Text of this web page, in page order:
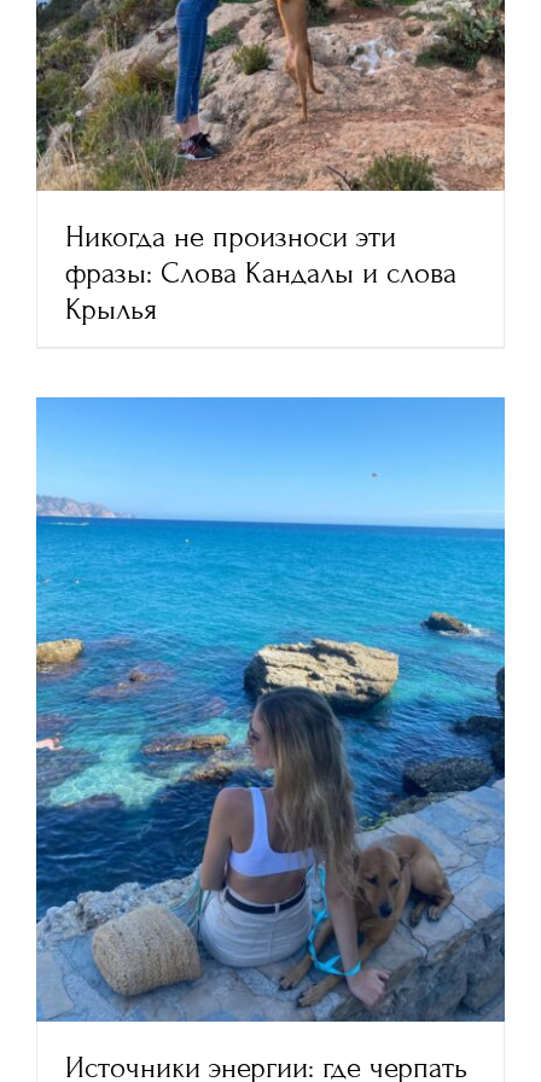
Никогда не произноси эти
фразы: Слова Кандалы и слова
Крылья
Источники энергии: где черпать